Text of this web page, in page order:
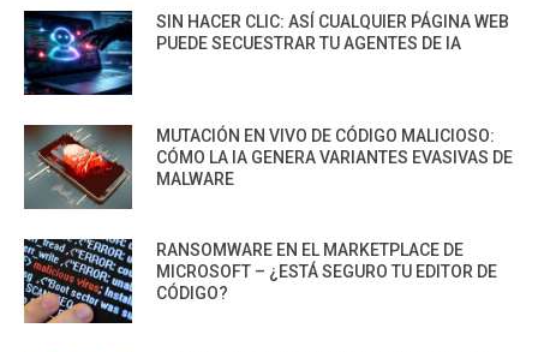
SIN HACER CLIC: ASÍ CUALQUIER PÁGINA WEB
PUEDE SECUESTRAR TU AGENTES DE IA
MUTACIÓN EN VIVO DE CÓDIGO MALICIOSO:
CÓMO LA IA GENERA VARIANTES EVASIVAS DE
MALWARE
RANSOMWARE EN EL MARKETPLACE DE
MICROSOFT – ¿ESTÁ SEGURO TU EDITOR DE
CÓDIGO?